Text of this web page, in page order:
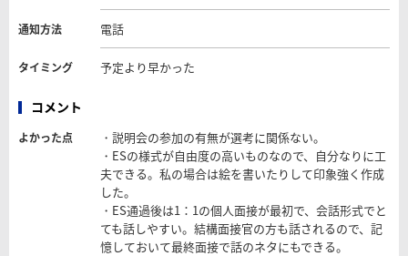
通知方法 電話
タイミング 予定より早かった
コメント
よかった点
・説明会の参加の有無が選考に関係ない。
・ESの様式が自由度の高いものなので、自分なりに工
夫できる。私の場合は絵を書いたりして印象強く作成
した。
・ES通過後は1：1の個人面接が最初で、会話形式でと
ても話しやすい。結構面接官の方も話されるので、記
憶しておいて最終面接で話のネタにもできる。